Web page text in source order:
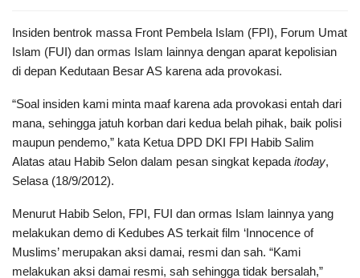
Insiden bentrok massa Front Pembela Islam (FPI), Forum Umat
Islam (FUI) dan ormas Islam lainnya dengan aparat kepolisian
di depan Kedutaan Besar AS karena ada provokasi.
“Soal insiden kami minta maaf karena ada provokasi entah dari
mana, sehingga jatuh korban dari kedua belah pihak, baik polisi
maupun pendemo,” kata Ketua DPD DKI FPI Habib Salim
Alatas atau Habib Selon dalam pesan singkat kepada itoday,
Selasa (18/9/2012).
Menurut Habib Selon, FPI, FUI dan ormas Islam lainnya yang
melakukan demo di Kedubes AS terkait film ‘Innocence of
Muslims’ merupakan aksi damai, resmi dan sah. “Kami
melakukan aksi damai resmi, sah sehingga tidak bersalah,”